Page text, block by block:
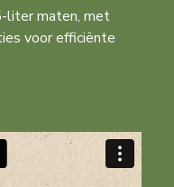
liter maten, met
voor efficiënte